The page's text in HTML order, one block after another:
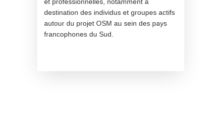
et professionnelles, notamment à
destination des individus et groupes actifs
autour du projet OSM au sein des pays
francophones du Sud.